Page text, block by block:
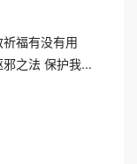
福有没有用
之法 保护我...